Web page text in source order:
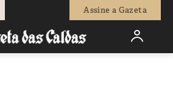
Assine a Gazeta
2450 0